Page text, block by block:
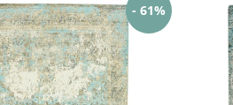
- 61%